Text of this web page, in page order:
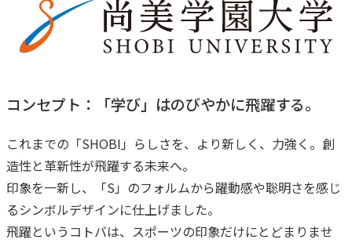
コンセプト：「学び」はのびやかに飛躍する。
これまでの「SHOBI」らしさを、より新しく、力強く。創
造性と革新性が飛躍する未来へ。
印象を一新し、「S」のフォルムから躍動感や聡明さを感じ
るシンボルデザインに仕上げました。
飛躍というコトバは、スポーツの印象だけにとどまりませ